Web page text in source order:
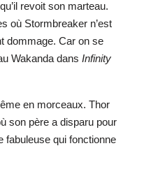
revoit son marteau.
où Stormbreaker n’est
dommage. Car on se
Wakanda dans Infinity
en morceaux. Thor
son père a disparu pour
fabuleuse qui fonctionne